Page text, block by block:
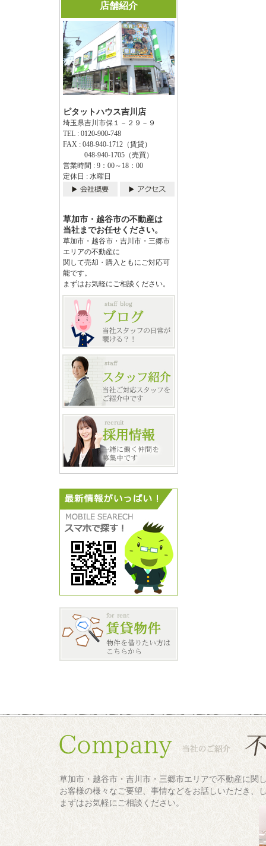
店舗紹介
ピタットハウス吉川店
埼玉県吉川市保１－２９－９
TEL : 0120-900-748
FAX : 048-940-1712（賃貸）
048-940-1705（売買）
営業時間 : 9：00～18：00
定休日 : 水曜日
草加市・越谷市の不動産は
当社までお任せください。
草加市・越谷市・吉川市・三郷市
エリアの不動産に
関して売却・購入ともにご対応可
能です。
まずはお気軽にご相談ください。
草加市・越谷市・吉川市・三郷市エリアで不動産に関
お客様の様々なご要望、事情などをお話しいただき、
まずはお気軽にご相談ください。